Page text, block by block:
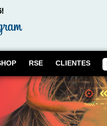
RSE CLIENTES